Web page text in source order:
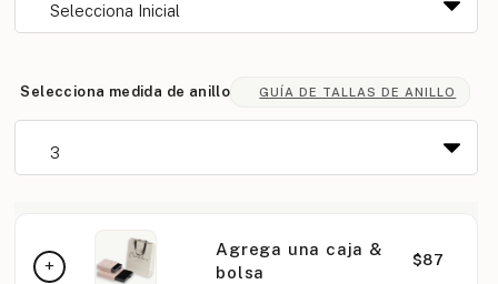
Selecciona medida de anillo GUÍA DE TALLAS DE ANILLO
Agrega una caja &
bolsa
$87